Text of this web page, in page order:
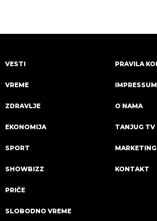
VESTI
VREME
ZDRAVLJE
EKONOMIJA
SPORT
SHOWBIZZ
PRIČE
SLOBODNO VREME
PRAVILA
IMPRESSUM
O NAMA
TANJUG TV
MARKETING
KONTAKT